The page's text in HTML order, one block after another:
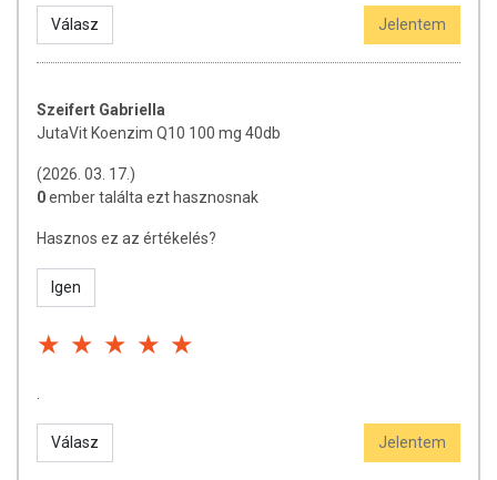
Válasz Jelentem
Szeifert Gabriella
JutaVit Koenzim Q10 100 mg 40db
(2026. 03. 17.)
0ember találta ezt hasznosnak
Hasznos ez az értékelés?
Igen
Válasz Jelentem